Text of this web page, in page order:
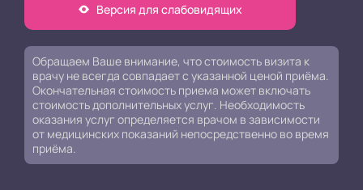
Версия для слабовидящих
Обращаем Ваше внимание, что стоимость визита к
врачу не всегда совпадает с указанной ценой приёма.
Окончательная стоимость приема может включать
стоимость дополнительных услуг. Необходимость
оказания услуг определяется врачом в зависимости
от медицинских показаний непосредственно во время
приёма.